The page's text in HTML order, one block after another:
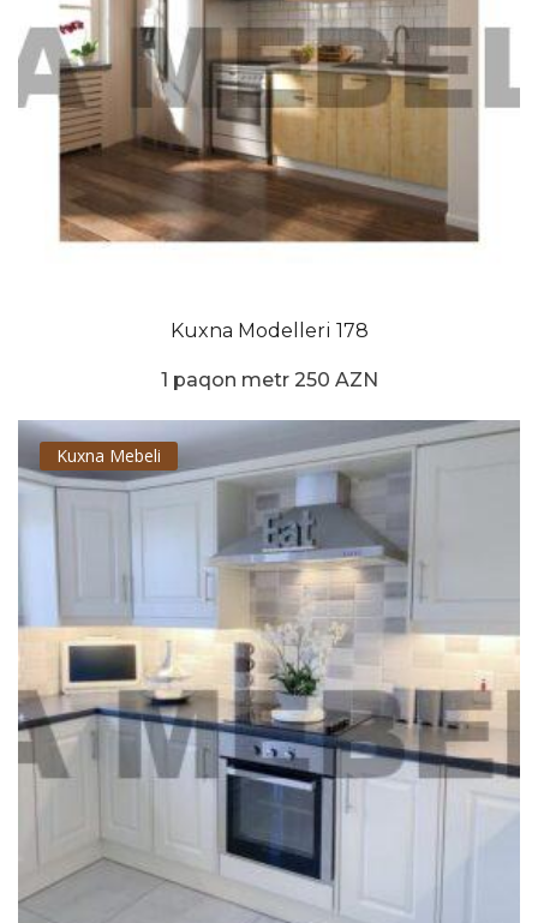
Kuxna Modelleri 178
1 paqon metr 250 AZN
Kuxna Mebeli